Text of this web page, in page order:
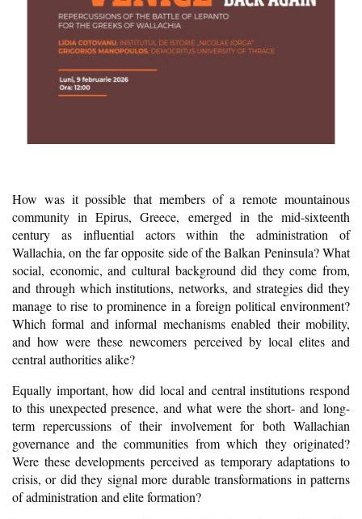
How was it possible that members of a remote mountainous
community in Epirus, Greece, emerged in the mid-sixteenth
century as influential actors within the administration of
Wallachia, on the far opposite side of the Balkan Peninsula? What
social, economic, and cultural background did they come from,
and through which institutions, networks, and strategies did they
manage to rise to prominence in a foreign political environment?
Which formal and informal mechanisms enabled their mobility,
and how were these newcomers perceived by local elites and
central authorities alike?
Equally important, how did local and central institutions respond
to this unexpected presence, and what were the short- and long-
term repercussions of their involvement for both Wallachian
governance and the communities from which they originated?
Were these developments perceived as temporary adaptations to
crisis, or did they signal more durable transformations in patterns
of administration and elite formation?